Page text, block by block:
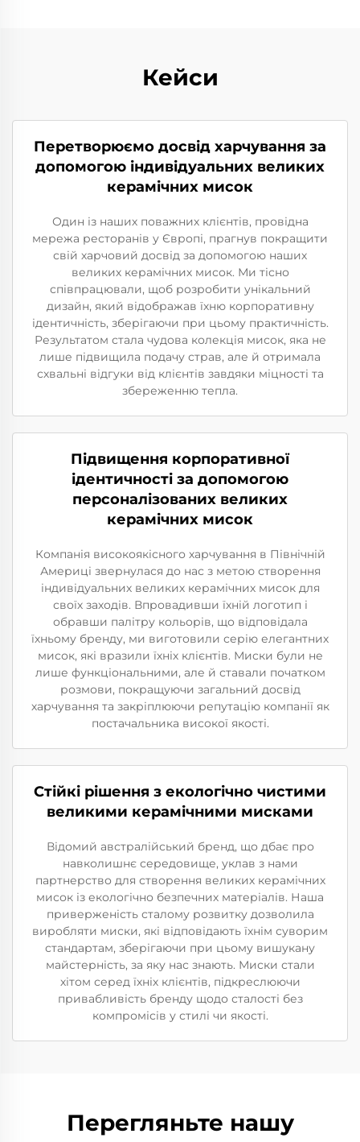
Кейси
Перетворюємо досвід харчування за
допомогою індивідуальних великих
керамічних мисок
Один із наших поважних клієнтів, провідна
мережа ресторанів у Європі, прагнув покращити
свій харчовий досвід за допомогою наших
великих керамічних мисок. Ми тісно
співпрацювали, щоб розробити унікальний
дизайн, який відображав їхню корпоративну
ідентичність, зберігаючи при цьому практичність.
Результатом стала чудова колекція мисок, яка не
лише підвищила подачу страв, але й отримала
схвальні відгуки від клієнтів завдяки міцності та
збереженню тепла.
Підвищення корпоративної
ідентичності за допомогою
персоналізованих великих
керамічних мисок
Компанія високоякісного харчування в Північній
Америці звернулася до нас з метою створення
індивідуальних великих керамічних мисок для
своїх заходів. Впровадивши їхній логотип і
обравши палітру кольорів, що відповідала
їхньому бренду, ми виготовили серію елегантних
мисок, які вразили їхніх клієнтів. Миски були не
лише функціональними, але й ставали початком
розмови, покращуючи загальний досвід
харчування та закріплюючи репутацію компанії як
постачальника високої якості.
Стійкі рішення з екологічно чистими
великими керамічними мисками
Відомий австралійський бренд, що дбає про
навколишнє середовище, уклав з нами
партнерство для створення великих керамічних
мисок із екологічно безпечних матеріалів. Наша
приверженість сталому розвитку дозволила
виробляти миски, які відповідають їхнім суворим
стандартам, зберігаючи при цьому вишукану
майстерність, за яку нас знають. Миски стали
хітом серед їхніх клієнтів, підкреслюючи
привабливість бренду щодо сталості без
компромісів у стилі чи якості.
Перегляньте нашу